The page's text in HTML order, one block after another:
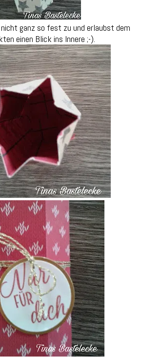
ganz so fest zu und erlaubst dem
einen Blick ins Innere ;-).